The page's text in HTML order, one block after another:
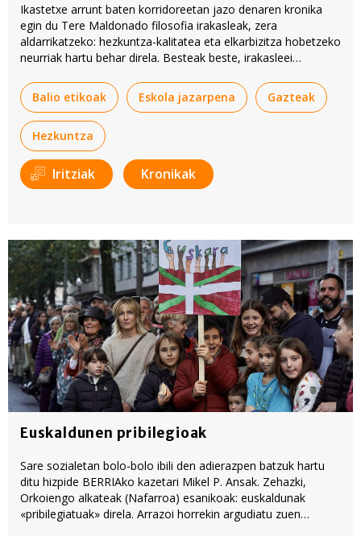
Ikastetxe arrunt baten korridoreetan jazo denaren kronika
egin du Tere Maldonado filosofia irakasleak, zera
aldarrikatzeko: hezkuntza-kalitatea eta elkarbizitza hobetzeko
neurriak hartu behar direla. Besteak beste, irakasleei
Balio etikoak
Eskola jazarpena Gazteak
Hezkuntza
Iritziak Kronikak
Euskaldunen pribilegioak
Sare sozialetan bolo-bolo ibili den adierazpen batzuk hartu
ditu hizpide BERRIAko kazetari Mikel P. Ansak. Zehazki,
Orkoiengo alkateak (Nafarroa) esanikoak: euskaldunak
«pribilegiatuak» direla. Arrazoi horrekin argudiatu zuen